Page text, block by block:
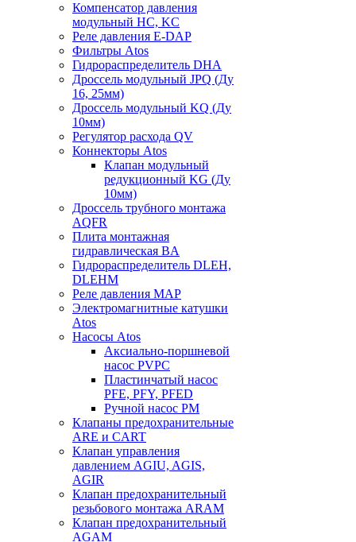
Компенсатор давления
модульный HC, KC
Реле давления E-DAP
Фильтры Atos
Гидрораспределитель DHA
Дроссель модульный JPQ (Ду
16, 25мм)
Дроссель модульный KQ (Ду
10мм)
Регулятор расхода QV
Коннекторы Atos
Клапан модульный
редукционный KG (Ду
10мм)
Дроссель трубного монтажа
AQFR
Плита монтажная
гидравлическая BA
Гидрораспределитель DLEH,
DLEHM
Реле давления MAP
Электромагнитные катушки
Atos
Насосы Atos
Аксиально-поршневой
насос PVPC
Пластинчатый насос
PFE, PFY, PFED
Ручной насос PM
Клапаны предохранительные
ARE и CART
Клапан управления
давлением AGIU, AGIS,
AGIR
Клапан предохранительный
резьбового монтажа ARAM
Клапан предохранительный
AGAM